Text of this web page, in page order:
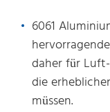
6061
daher für
die
müssen.